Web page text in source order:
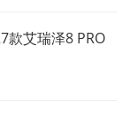
款艾瑞泽8 PRO